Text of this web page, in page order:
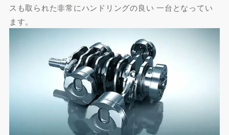
スも取られた非常にハンドリングの良い 一台となってい
ます。